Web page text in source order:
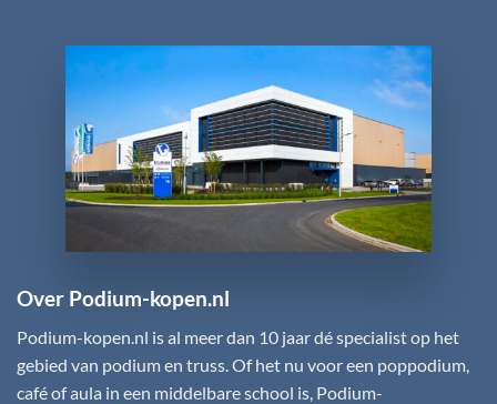
Over Podium-kopen.nl
Podium-kopen.nl is al meer dan 10 jaar dé specialist op het
gebied van podium en truss. Of het nu voor een poppodium,
café of aula in een middelbare school is, Podium-